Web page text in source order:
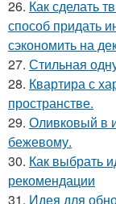
26. Как сделать
способ придать
сэкономить на
27. Стильная
28. Квартира с
пространстве.
29. Оливковый в
бежевому.
30. Как выбрать
рекомендации
31. Идея для